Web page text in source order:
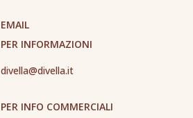
EMAIL
PER INFORMAZIONI
divella@divella.it
PER INFO COMMERCIALI